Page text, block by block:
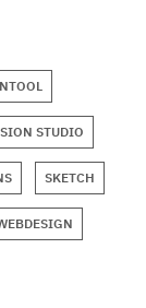
STUDIO
SKETCH